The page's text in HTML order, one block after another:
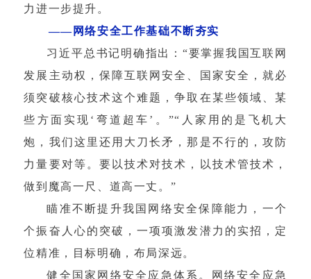
力进一步提升。
——网络安全工作基础不断夯实
习近平总书记明确指出：“要掌握我国互联网
发展主动权，保障互联网安全、国家安全，就必
须突破核心技术这个难题，争取在某些领域、某
些方面实现‘弯道超车’。”“人家用的是飞机大
炮，我们这里还用大刀长矛，那是不行的，攻防
力量要对等。要以技术对技术，以技术管技术，
做到魔高一尺、道高一丈。”
瞄准不断提升我国网络安全保障能力，一个
个振奋人心的突破，一项项激发潜力的实招，定
位精准，目标明确，布局深远。
健全国家网络安全应急体系。网络安全应急